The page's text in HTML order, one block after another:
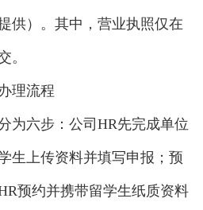
供）。其中，营业执照仅在
。
理流程
六步：公司HR先完成单位
生上传资料并填写申报；预
预约并携带留学生纸质资料